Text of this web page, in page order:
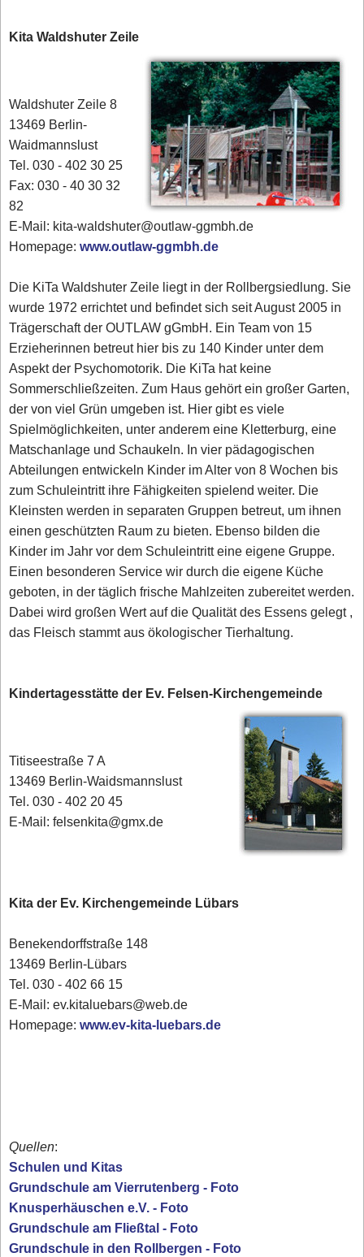
Kita Waldshuter Zeile
Waldshuter Zeile 8
13469 Berlin-
Waidmannslust
Tel. 030 - 402 30 25
Fax: 030 - 40 30 32
82
E-Mail: kita-waldshuter@outlaw-ggmbh.de
Homepage:www.outlaw-ggmbh.de
Die KiTa Waldshuter Zeile liegt in der Rollbergsiedlung. Sie
wurde 1972 errichtet und befindet sich seit August 2005 in
Trägerschaft der OUTLAW gGmbH. Ein Team von 15
Erzieherinnen betreut hier bis zu 140 Kinder unter dem
Aspekt der Psychomotorik. Die KiTa hat keine
Sommerschließzeiten. Zum Haus gehört ein großer Garten,
der von viel Grün umgeben ist. Hier gibt es viele
Spielmöglichkeiten, unter anderem eine Kletterburg, eine
Matschanlage und Schaukeln. In vier pädagogischen
Abteilungen entwickeln Kinder im Alter von 8 Wochen bis
zum Schuleintritt ihre Fähigkeiten spielend weiter. Die
Kleinsten werden in separaten Gruppen betreut, um ihnen
einen geschützten Raum zu bieten. Ebenso bilden die
Kinder im Jahr vor dem Schuleintritt eine eigene Gruppe.
Einen besonderen Service wir durch die eigene Küche
geboten, in der täglich frische Mahlzeiten zubereitet werden.
Dabei wird großen Wert auf die Qualität des Essens gelegt ,
das Fleisch stammt aus ökologischer Tierhaltung.
Kindertagesstätte der Ev. Felsen-Kirchengemeinde
Titiseestraße 7 A
13469 Berlin-Waidsmannslust
Tel. 030 - 402 20 45
E-Mail: felsenkita@gmx.de
Kita der Ev. Kirchengemeinde Lübars
Benekendorffstraße 148
13469 Berlin-Lübars
Tel. 030 - 402 66 15
E-Mail: ev.kitaluebars@web.de
Homepage:www.ev-kita-luebars.de
Quellen:
Schulen und Kitas
Grundschule am Vierrutenberg - Foto
Knusperhäuschen e.V. - Foto
Grundschule am Fließtal - Foto
Grundschule in den Rollbergen - Foto